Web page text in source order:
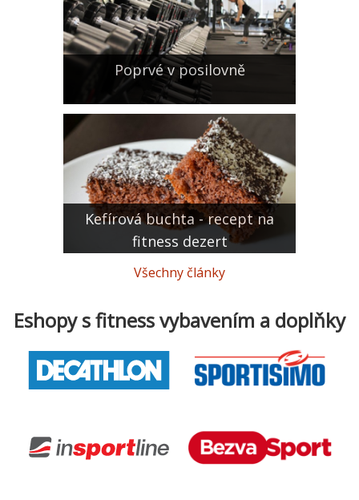
Poprvé v posilovně
Kefírová buchta - recept na
fitness dezert
Všechny články
Eshopy s fitness vybavením a doplňky